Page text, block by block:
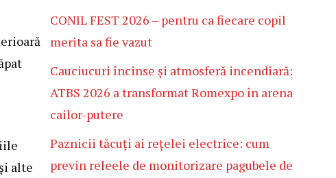
alte
CONIL FEST 2026 – pentru ca fiecare copil
merita sa fie vazut
Cauciucuri încinse și atmosferă incendiară:
ATBS 2026 a transformat Romexpo în arena
cailor-putere
Paznicii tăcuți ai rețelei electrice: cum
previn releele de monitorizare pagubele de